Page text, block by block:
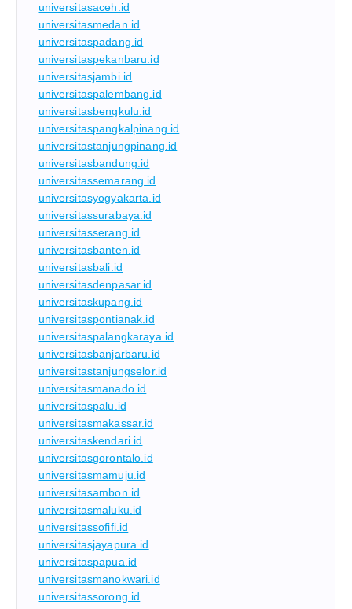
universitasaceh.id
universitasmedan.id
universitaspadang.id
universitaspekanbaru.id
universitasjambi.id
universitaspalembang.id
universitasbengkulu.id
universitaspangkalpinang.id
universitastanjungpinang.id
universitasbandung.id
universitassemarang.id
universitasyogyakarta.id
universitassurabaya.id
universitasserang.id
universitasbanten.id
universitasbali.id
universitasdenpasar.id
universitaskupang.id
universitaspontianak.id
universitaspalangkaraya.id
universitasbanjarbaru.id
universitastanjungselor.id
universitasmanado.id
universitaspalu.id
universitasmakassar.id
universitaskendari.id
universitasgorontalo.id
universitasmamuju.id
universitasambon.id
universitasmaluku.id
universitassofifi.id
universitasjayapura.id
universitaspapua.id
universitasmanokwari.id
universitassorong.id